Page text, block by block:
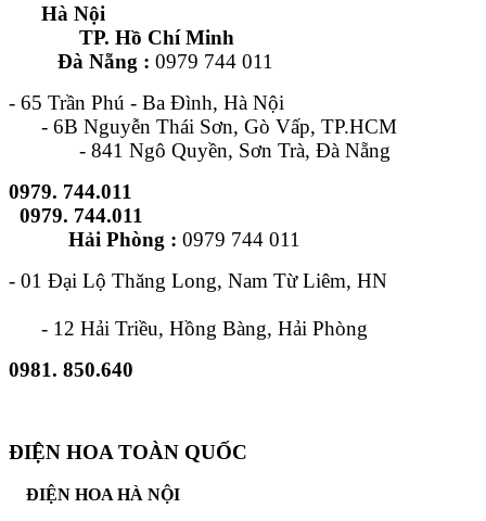
Hà Nội
TP. Hồ Chí Minh
Đà Nẵng : 0979 744 011
- 65 Trần Phú - Ba Đình, Hà Nội
- 6B Nguyễn Thái Sơn, Gò Vấp, TP.HCM
- 841 Ngô Quyền, Sơn Trà, Đà Nẵng
0979. 744.011
0979. 744.011
Hải Phòng : 0979 744 011
- 01 Đại Lộ Thăng Long, Nam Từ Liêm, HN
- 12 Hải Triều, Hồng Bàng, Hải Phòng
0981. 850.640
ĐIỆN HOA TOÀN QUỐC
ĐIỆN HOA HÀ NỘI